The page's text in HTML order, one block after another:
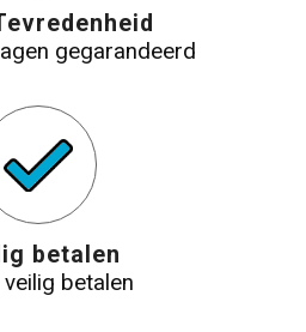
gegarandeerd
betalen
betalen